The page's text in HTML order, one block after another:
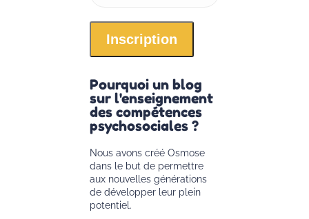
Pourquoi un blog
sur l'enseignement
des compétences
psychosociales ?
Nous avons créé Osmose
dans le but de permettre
aux nouvelles générations
de développer leur plein
potentiel.